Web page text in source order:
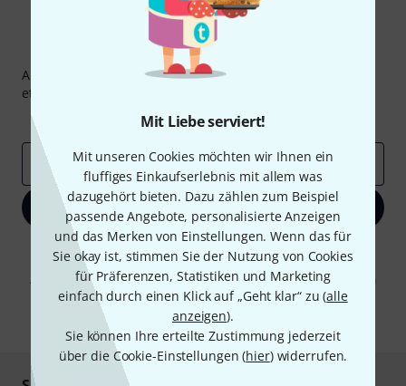
Mit Liebe serviert!
Mit unseren Cookies möchten wir Ihnen ein
fluffiges Einkaufserlebnis mit allem was
dazugehört bieten. Dazu zählen zum Beispiel
passende Angebote, personalisierte Anzeigen
und das Merken von Einstellungen. Wenn das für
Sie okay ist, stimmen Sie der Nutzung von Cookies
für Präferenzen, Statistiken und Marketing
einfach durch einen Klick auf „Geht klar“ zu (alle
anzeigen).
Sie können Ihre erteilte Zustimmung jederzeit
über die Cookie-Einstellungen (hier) widerrufen.
Thomann Newsletter
Abonniere den Thomann Newsletter und gewinne mit
etwas Glück einen von
Inspirierende Beiträge
Deals
E-Mail-Adresse*
Jetzt anmelden
Mit Klick auf „Jetzt anmelden“ stimmen Sie dem Erhalt von E-Mail-
Werbung und einer Messung des E-Mail-Nutzungsverhaltens zu. Die
Abmeldung ist jederzeit möglich. Weitere Informationen finden Sie in
unserenDatenschutzhinweisen.
* Pflichtfeld